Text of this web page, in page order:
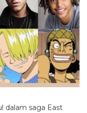
dalam saga East